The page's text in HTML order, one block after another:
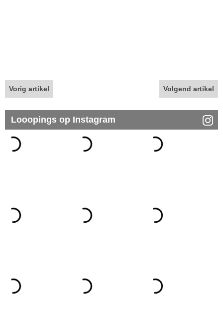
Vorig artikel Volgend artikel
Looopings op Instagram